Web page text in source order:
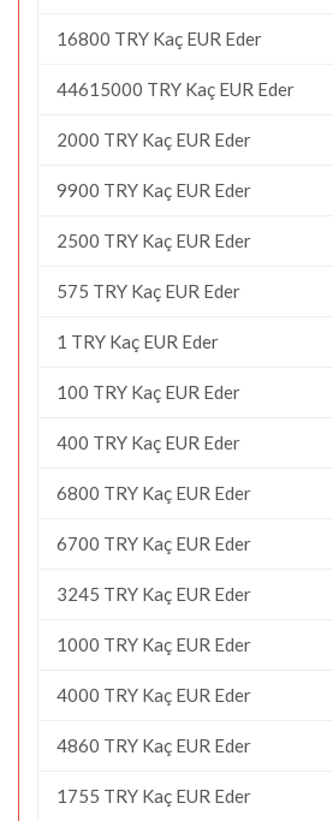
16800 TRY Kaç EUR Eder
44615000 TRY Kaç EUR Eder
2000 TRY Kaç EUR Eder
9900 TRY Kaç EUR Eder
2500 TRY Kaç EUR Eder
575 TRY Kaç EUR Eder
1 TRY Kaç EUR Eder
100 TRY Kaç EUR Eder
400 TRY Kaç EUR Eder
6800 TRY Kaç EUR Eder
6700 TRY Kaç EUR Eder
3245 TRY Kaç EUR Eder
1000 TRY Kaç EUR Eder
4000 TRY Kaç EUR Eder
4860 TRY Kaç EUR Eder
1755 TRY Kaç EUR Eder